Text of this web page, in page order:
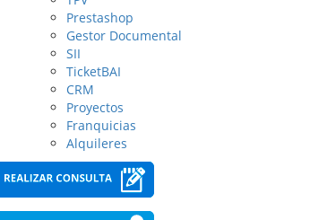
Prestashop
Gestor Documental
SII
TicketBAI
CRM
Proyectos
Franquicias
Alquileres